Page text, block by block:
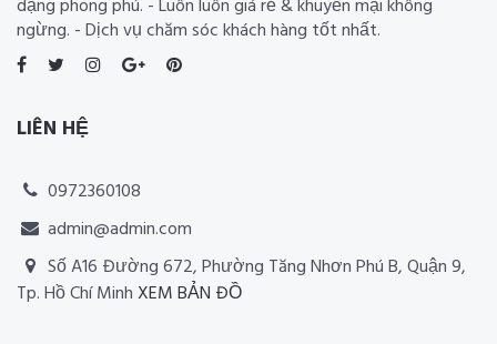
dạng phong phú. - Luôn luôn giá rẻ & khuyến mại không
ngừng. - Dịch vụ chăm sóc khách hàng tốt nhất.
LIÊN HỆ
0972360108
admin@admin.com
Số A16 Đường 672, Phường Tăng Nhơn Phú B, Quận 9,
Tp. Hồ Chí Minh XEM BẢN ĐỒ